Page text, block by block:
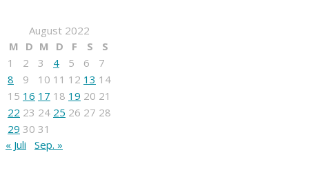
August 2022
M D M D F S
S
1
2 3 4 5 6
7
8
9 10 11 12 13 14
15 16 17 18 19 20 21
22 23 24 25 26 27 28
29 30 31
« Juli
Sep. »